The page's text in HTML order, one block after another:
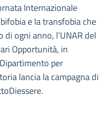
Internazionale
e la transfobia che
di ogni anno, l’UNAR del
Opportunità, in
per
lancia la campagna di